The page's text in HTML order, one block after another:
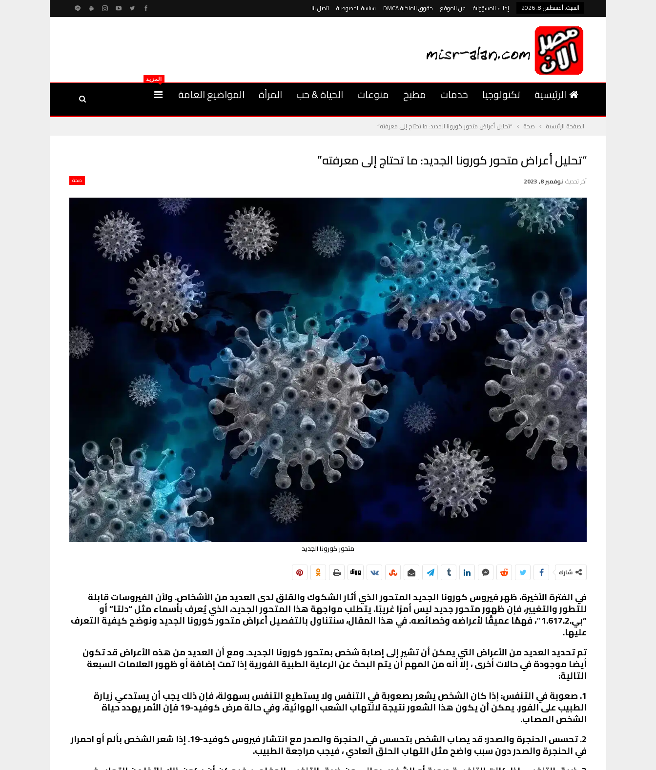
السبت, أغسطس 8, 2026 إخلاء المسؤولية عن الموقع حقوق الملكية DMCA سياسة الخصوصية اتصل بنا
الرئيسية تكنولوجيا خدمات مطبخ منوعات الحياة & حب المرأة المواضيع العامة
المزيد
الصفحة الرئيسية صحة “تحليل أعراض متحور كورونا الجديد: ما تحتاج إلى معرفته”
“تحليل أعراض متحور كورونا الجديد: ما تحتاج إلى معرفته”
صحة آخر تحديث نوفمبر 8, 2023
متحور كورونا الجديد
شارك
في الفترة الأخيرة، ظهر فيروس كورونا الجديد المتحور الذي أثار الشكوك والقلق لدى العديد من الأشخاص. ولأن الفيروسات قابلة
للتطور والتغيير، فإن ظهور متحور جديد ليس أمرًا غريبًا. يتطلب مواجهة هذا المتحور الجديد، الذي يُعرف بأسماء مثل “دلتا” أو
“بي.1.617.2″، فهمًا عميقًا لأعراضه وخصائصه. في هذا المقال، سنتناول بالتفصيل أعراض متحور كورونا الجديد ونوضح كيفية التعرف
عليها.
تم تحديد العديد من الأعراض التي يمكن أن تشير إلى إصابة شخص بمتحور كورونا الجديد. ومع أن العديد من هذه الأعراض قد تكون
أيضًا موجودة في حالات أخرى ، إلا أنه من المهم أن يتم البحث عن الرعاية الطبية الفورية إذا تمت إضافة أو ظهور العلامات السبعة
التالية:
1. صعوبة في التنفس: إذا كان الشخص يشعر بصعوبة في التنفس ولا يستطيع التنفس بسهولة، فإن ذلك يجب أن يستدعي زيارة
الطبيب على الفور. يمكن أن يكون هذا الشعور نتيجة لالتهاب الشعب الهوائية، وفي حالة مرض كوفيد-19 فإن الأمر يهدد حياة
الشخص المصاب.
2. تحسس الحنجرة والصدر: قد يصاب الشخص بتحسس في الحنجرة والصدر مع انتشار فيروس كوفيد-19. إذا شعر الشخص بألم أو احمرار
في الحنجرة والصدر دون سبب واضح مثل التهاب الحلق العادي ، فيجب مراجعة الطبيب.